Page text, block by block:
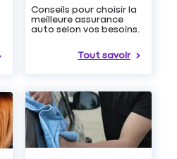
Conseils pour choisir la
meilleure assurance
auto selon vos besoins.
Tout savoir